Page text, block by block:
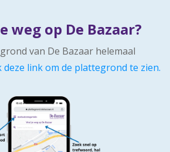
weg op De Bazaar?
van De Bazaar helemaal
deze link om de plattegrond te zien.